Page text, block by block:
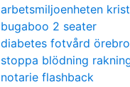
arbetsmiljoenheten
bugaboo 2 seater
diabetes fotvård örebro
stoppa blödning
notarie flashback